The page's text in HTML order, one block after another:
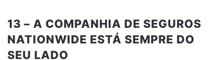
13 – A COMPANHIA DE SEGUROS
NATIONWIDE ESTÁ SEMPRE DO
SEU LADO